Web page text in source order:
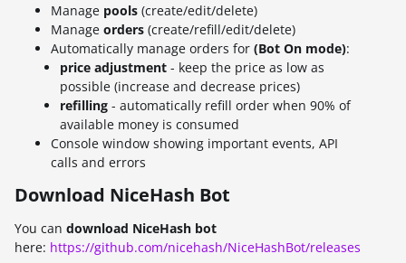
Manage pools (create/edit/delete)
Manage orders (create/refill/edit/delete)
Automatically manage orders for (Bot On mode):
price adjustment - keep the price as low as
possible (increase and decrease prices)
refilling - automatically refill order when 90% of
available money is consumed
Console window showing important events, API
calls and errors
Download NiceHash Bot
You can download NiceHash bot
here: https://github.com/nicehash/NiceHashBot/releases